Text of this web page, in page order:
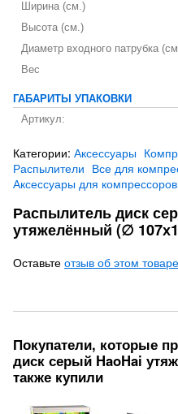
Ширина (см.)
Высота (см.)
Диаметр входного патрубка
Вес
ГАБАРИТЫ УПАКОВКИ
Артикул:
Категории: Аксессуары
Распылители Все для
Аксессуары для компрессоров
Распылитель диск
утяжелённый (∅
Оставьте отзыв об этом товаре
Покупатели, которые
диск серый HaoHai
также купили